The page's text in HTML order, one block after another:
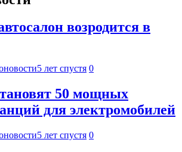
возродится в
5 лет спустя 0
50 мощных
для электромобилей
5 лет спустя 0